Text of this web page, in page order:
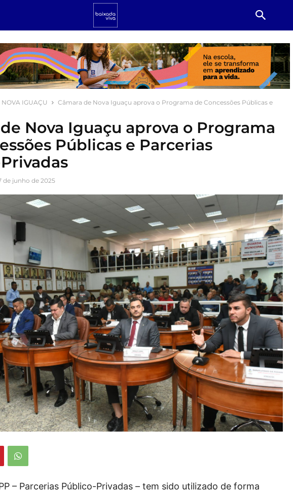
NOVA IGUAÇU
Câmara de Nova Iguaçu aprova o Programa de Concessões Públicas e
Nova Iguaçu aprova o Programa
Públicas e Parcerias
de junho de 2025
– Parcerias Público-Privadas – tem sido utilizado de forma